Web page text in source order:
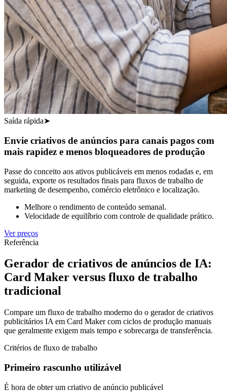
Saída rápida➤
Envie criativos de anúncios para canais pagos com
mais rapidez e menos bloqueadores de produção
Passe do conceito aos ativos publicáveis ​​em menos rodadas e, em
seguida, exporte os resultados finais para fluxos de trabalho de
marketing de desempenho, comércio eletrônico e localização.
Melhore o rendimento de conteúdo semanal.
Velocidade de equilíbrio com controle de qualidade prático.
Ver preços
Referência
Gerador de criativos de anúncios de IA:
Card Maker versus fluxo de trabalho
tradicional
Compare um fluxo de trabalho moderno do o gerador de criativos
publicitários IA em Card Maker com ciclos de produção manuais
que geralmente exigem mais tempo e sobrecarga de transferência.
Critérios de fluxo de trabalho
Primeiro rascunho utilizável
É hora de obter um criativo de anúncio publicável